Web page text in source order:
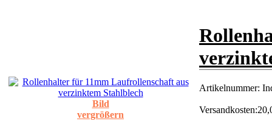
Bild
vergrößern
Artikelnummer:
Versandkosten: